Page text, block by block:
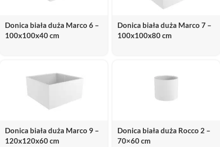
Donica biała duża Marco 6 –
100x100x40 cm
Donica biała duża Marco 7 –
100x100x80 cm
Donica biała duża Marco 9 –
120x120x60 cm
Donica biała duża Rocco 2 –
70×60 cm